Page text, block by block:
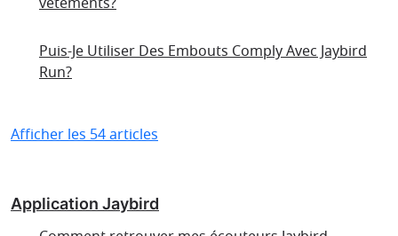
Puis-Je Utiliser Des Embouts Comply Avec Jaybird
Run?
Afficher les 54 articles
Application Jaybird